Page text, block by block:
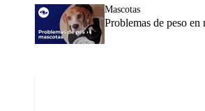
Mascotas
Problemas de peso